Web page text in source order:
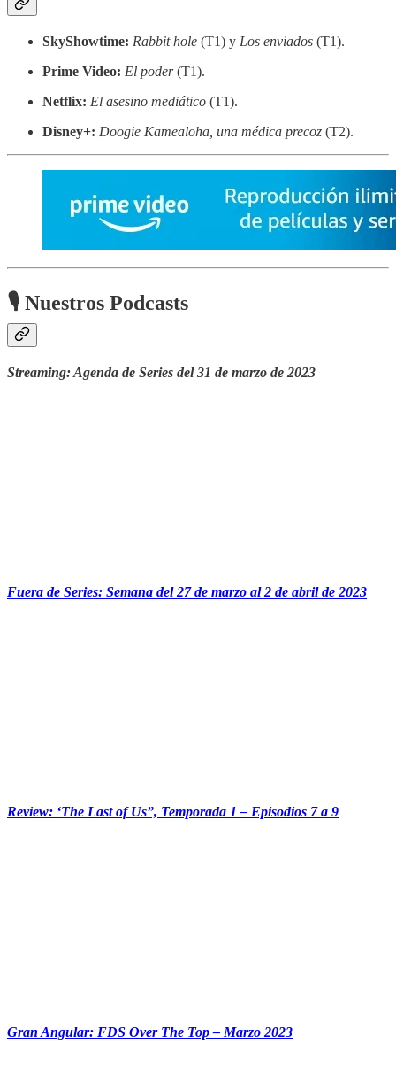
SkyShowtime: Rabbit hole (T1) y Los enviados (T1).
Prime Video: El poder(T1).
Netflix: El asesino mediático (T1).
Disney+: Doogie Kamealoha, una médica precoz (T2).
🎙 Nuestros Podcasts
Streaming: Agenda de Series del 31 de marzo de 2023
Fuera de Series: Semana del 27 de marzo al 2 de abril de 2023
Review: ‘The Last of Us”, Temporada 1 – Episodios 7 a 9
Gran Angular: FDS Over The Top – Marzo 2023